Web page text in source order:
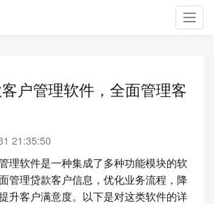
户管理软件，全面管理客
21:35:50
理软件是一种集成了多种功能模块的软
管理贷款客户信息，优化业务流程，降
升客户满意度。以下是对这类软件的详